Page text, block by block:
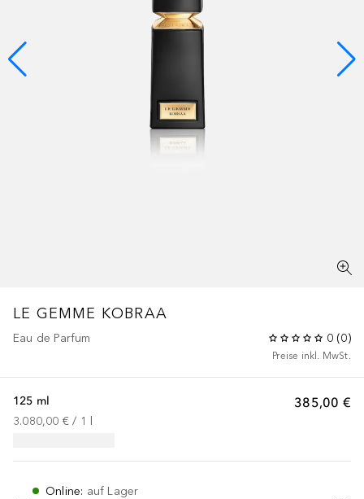
LE GEMME KOBRAA
Eau de Parfum 0 (0)
Preise inkl. MwSt.
385,00 €
125 ml
3.080,00 € / 1
Online: auf Lager